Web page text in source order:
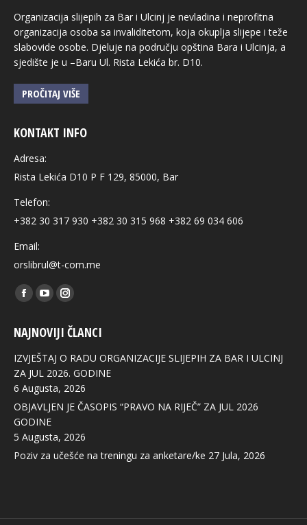
Organizacija slijepih za Bar i Ulcinj je nevladina i neprofitna
organizacija osoba sa invaliditetom, koja okuplja slijepe i teže
slabovide osobe. Djeluje na području opština Bara i Ulcinja, a
sjedište je u –Baru Ul. Rista Lekića br. D10.
PROČITAJ VIŠE
KONTAKT INFO
Adresa:
Rista Lekića D10 P F 129, 85000, Bar
Telefon:
+382 30 317 930 +382 30 315 968 +382 69 034 606
Email:
orslibrul@t-com.me
Find us on:
Facebook
opens
in
new
window
YouTube
opens
in
new
window
Instagram
opens
in
new
window
NAJNOVIJI ČLANCI
IZVJEŠTAJ O RADU ORGANIZACIJE SLIJEPIH ZA BAR I ULCINJ
ZA JUL 2026. GODINE
6 Augusta, 2026
OBJAVLJEN JE ČASOPIS “PRAVO NA RIJEČ” ZA JUL 2026
GODINE
5 Augusta, 2026
Poziv za učešće na treningu za anketare/ke 27 Jula, 2026